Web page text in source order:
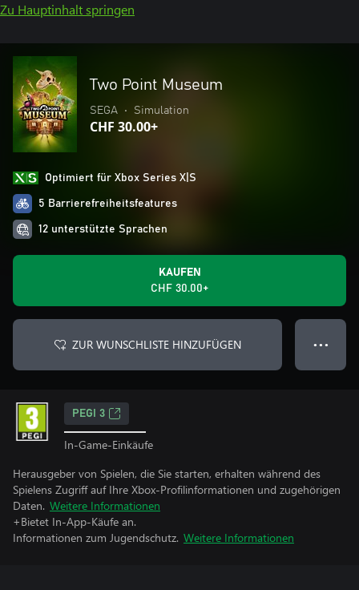
Zu Hauptinhalt springen
Two Point Museum
SEGA • Simulation
CHF 30.00+
Optimiert für Xbox Series X|S
5 Barrierefreiheitsfeatures
12 unterstützte Sprachen
KAUFEN
CHF 30.00+
ZUR WUNSCHLISTE HINZUFÜGEN ● ● ●
PEGI 3
In-Game-Einkäufe
Herausgeber von Spielen, die Sie starten, erhalten während des
Spielens Zugriff auf Ihre Xbox-Profilinformationen und zugehörigen
Daten. Weitere Informationen
+Bietet In-App-Käufe an.
Informationen zum Jugendschutz. Weitere Informationen